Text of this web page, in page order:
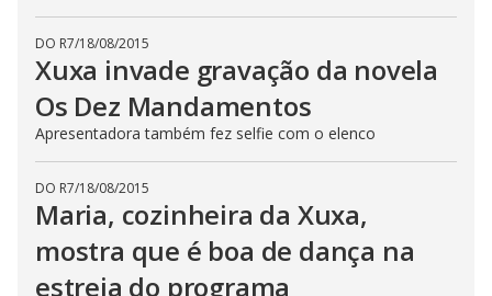
DO R7/18/08/2015
Xuxa invade gravação da novela
Os Dez Mandamentos
Apresentadora também fez selfie com o elenco
DO R7/18/08/2015
Maria, cozinheira da Xuxa,
mostra que é boa de dança na
estreia do programa